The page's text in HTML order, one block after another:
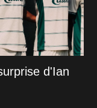
d'Ian